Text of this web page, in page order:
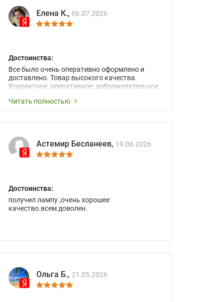
Елена К., 06.07.2026
Достоинства:
Все было очень оперативно оформлено и
доставлено. Товар высокого качества.
Корректное, оперативное, доброжелательное
Читать полностью
Астемир Бесланеев, 19.06.2026
Достоинства:
получил лампу ,очень хорошее
качество.всем доволен.
Ольга Б., 21.05.2026